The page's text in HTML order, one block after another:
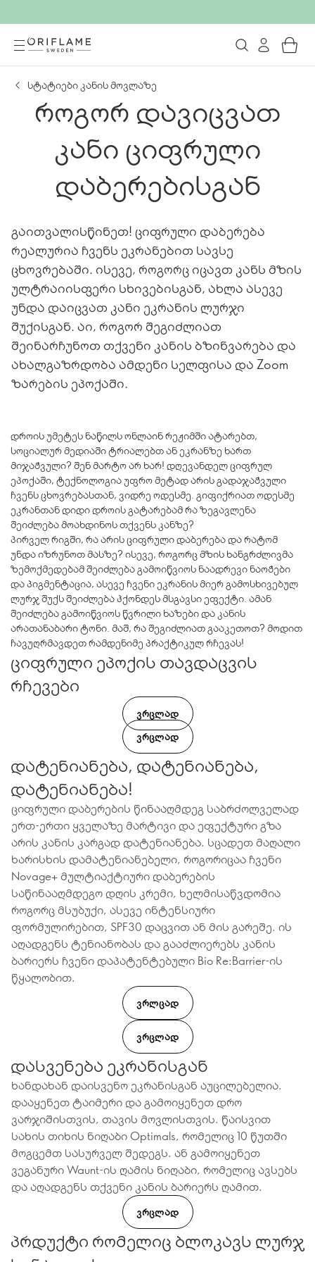
სტატიები კანის მოვლაზე
როგორ დავიცვათ
კანი ციფრული
დაბერებისგან
გაითვალისწინეთ! ციფრული დაბერება
რეალურია ჩვენს ეკრანებით სავსე
ცხოვრებაში. ისევე, როგორც იცავთ კანს მზის
ულტრაიისფერი სხივებისგან, ახლა ასევე
უნდა დაიცვათ კანი ეკრანის ლურჯი
შუქისგან. აი, როგორ შეგიძლიათ
შეინარჩუნოთ თქვენი კანის ბზინვარება და
ახალგაზრდობა ამდენი სელფისა და Zoom
ზარების ეპოქაში.
დროის უმეტეს ნაწილს ონლაინ რეჟიმში ატარებთ,
სოციალურ მედიაში ტრიალებთ ან ეკრანზე ხართ
მიჯაჭვული? შენ მარტო არ ხარ! დღევანდელ ციფრულ
ეპოქაში, ტექნოლოგია უფრო მეტად არის გადაჯაჭვული
ჩვენს ცხოვრებასთან, ვიდრე ოდესმე. გიფიქრიათ ოდესმე
ეკრანთან დიდი დროის გატარებამ რა ზეგავლენა
შეიძლება მოახდინოს თქვენს კანზე?
პირველ რიგში, რა არის ციფრული დაბერება და რატომ
უნდა იზრუნოთ მასზე? ისევე, როგორც მზის ხანგრძლივმა
ზემოქმედებამ შეიძლება გამოიწვიოს ნაადრევი ნაოჭები
და პიგმენტაცია, ასევე ჩვენი ეკრანის მიერ გამოსხივებულ
ლურჯ შუქს შეიძლება ჰქონდეს მსგავსი ეფექტი. ამან
შეიძლება გამოიწვიოს წვრილი ხაზები და კანის
არათანაბარი ტონი. მაშ, რა შეგიძლიათ გააკეთოთ? მოდით
ჩავუღრმავდეთ რამდენიმე პრაქტიკულ რჩევას!
ციფრული ეპოქის თავდაცვის
რჩევები
ᲕᲠᲪᲚᲐᲓ
ᲕᲠᲪᲚᲐᲓ
დატენიანება, დატენიანება,
დატენიანება!
ციფრული დაბერების წინააღმდეგ საბრძოლველად
ერთ-ერთი ყველაზე მარტივი და ეფექტური გზა
არის კანის კარგად დატენიანება. სცადეთ მაღალი
ხარისხის დამატენიანებელი, როგორიცაა ჩვენი
Novage+ მულტიაქტიური დაბერების
საწინააღმდეგო დღის კრემი, ხელმისაწვდომია
როგორც მსუბუქი, ასევე ინტენსიური
ფორმულირებით, SPF30 დაცვით ან მის გარეშე. ის
აღადგენს ტენიანობას და გააძლიერებს კანის
ბარიერს ჩვენი დაპატენტებული Bio Re:Barrier-ის
წყალობით.
ᲕᲠᲚᲪᲐᲓ
ᲕᲠᲪᲚᲐᲓ
დასვენება ეკრანისგან
ხანდახან დაისვენო ეკრანისგან აუცილებელია.
დააყენეთ ტაიმერი და გამოიყენეთ დრო
ვარჯიშისთვის, თავის მოვლისთვის. წაისვით
სახის თიხის ნიღაბი Optimals, რომელიც 10 წუთში
მოგცემთ სასურველ შედეგს. ან გამოიყენეთ
ვეგანური Waunt-ის ღამის ნიღაბი, რომელიც ავსებს
და აღადგენს თქვენი კანის ბარიერს ღამით.
ᲕᲠᲪᲚᲐᲓ
პრდუქტი რომელიც ბლოკავს ლურჯ